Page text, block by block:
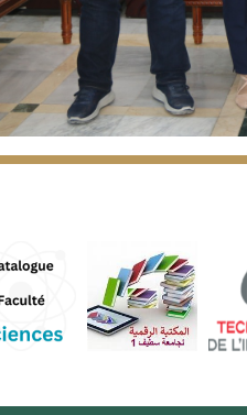
من جامعة سطيف 1 فرحات عباس المتحصلين على